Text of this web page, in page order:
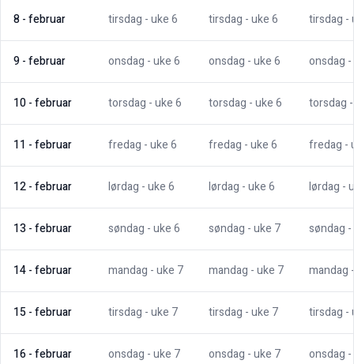
8-februar tirsdag - uke6 tirsdag - uke6 tirsdag -
9-februar onsdag - uke6 onsdag - uke6 onsdag
10-februar torsdag - uke6 torsdag - uke6 torsdag
11 -februar fredag - uke6 fredag - uke6 fredag -
12-februar lørdag - uke6 lørdag - uke6 lørdag -
13 -februar søndag - uke6 søndag - uke 7 søndag
14-februar mandag - uke 7 mandag - uke 7 mandag
15-februar tirsdag - uke 7 tirsdag - uke 7 tirsdag -
16-februar onsdag - uke 7 onsdag - uke 7 onsdag